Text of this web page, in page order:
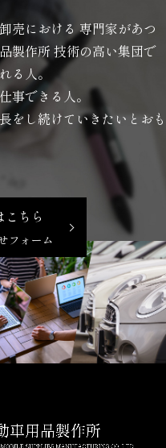
売における 専門家があつ
製作所 技術の高い集団で
る人。
事できる人。
をし続けていきたいとおも
ちら
フォーム